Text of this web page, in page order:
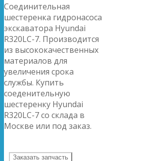
Соединительная
шестеренка гидронасоса
экскаватора Hyundai
R320LC-7. Производится
из высококачественных
материалов для
увеличения срока
службы. Купить
соеденительную
шестеренку Hyundai
R320LC-7 со склада в
Москве или под заказ.
Заказать запчасть